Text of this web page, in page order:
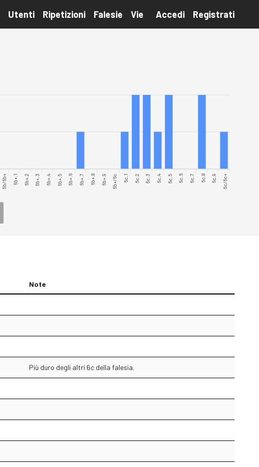
Utenti Ripetizioni Falesie Vie Accedi Registrati
6b/6b+ 6b+.1 6b+.2 6b+.3 6b+.4 6b+.5 6b+.6 6b+.7 6b+.8 6b+.9 6b+/6c 6c.1 6c.2 6c.3 6c.4 6c.5 6c.6 6c.7 6c.8 6c.9 6c/6c+
Note
Più duro degli altri 6c della falesia.